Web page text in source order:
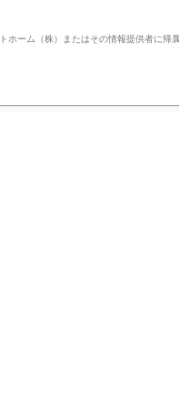
ーム（株）またはその情報提供者に帰属